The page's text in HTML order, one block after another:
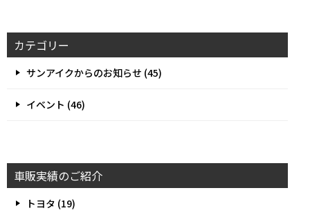
カテゴリー
サンアイクからのお知らせ (45)
イベント (46)
車販実績のご紹介
トヨタ (19)